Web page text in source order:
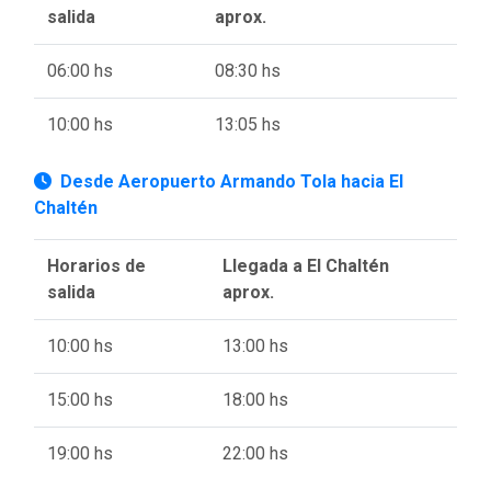
salida
aprox.
06:00 hs 08:30 hs
10:00 hs 13:05 hs
Desde Aeropuerto Armando Tola hacia El
Chaltén
Horarios de
salida
Llegada a El Chaltén
aprox.
10:00 hs 13:00 hs
15:00 hs 18:00 hs
19:00 hs 22:00 hs